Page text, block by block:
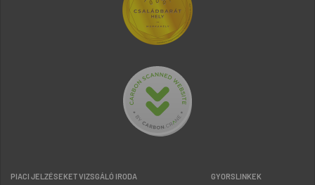
PIACI JELZÉSEKET VIZSGÁLÓ IRODA GYORSLINKEK